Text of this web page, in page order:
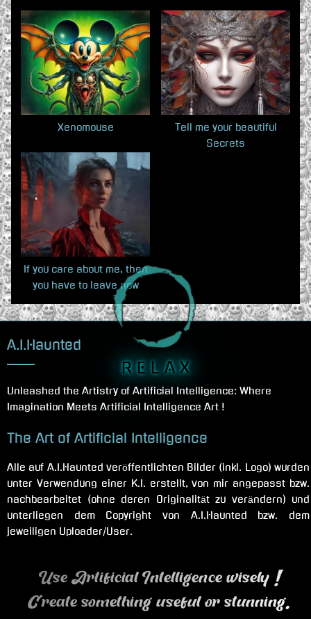
R E L A X
i
o
u
s
P
:
t
P
o
s
t
Xenomouse
Tell me your beautiful
Secrets
If you care about me, then
you have to leave now
A.I.Haunted
Unleashed the Artistry of Artificial Intelligence: Where
Imagination Meets Artificial Intelligence Art !
The Art of Artificial Intelligence
Alle auf A.I.Haunted veröffentlichten Bilder (inkl. Logo) wurden
unter Verwendung einer K.I. erstellt, von mir angepasst bzw.
nachbearbeitet (ohne deren Originalität zu verändern) und
unterliegen dem Copyright von A.I.Haunted bzw. dem
jeweiligen Uploader/User.
Use Artificial Intelligence wisely !
Create something useful or stunning.